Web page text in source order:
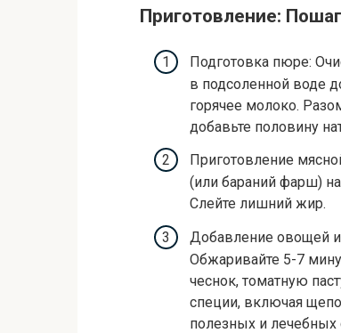
Приготовление:
Подготовка пюре:
в подсоленной воде
горячее молоко.
добавьте половину
Приготовление
(или бараний фарш)
Слейте лишний жир.
Добавление овощей
Обжаривайте 5-7
чеснок, томатную
специи, включая
полезных и лечебных